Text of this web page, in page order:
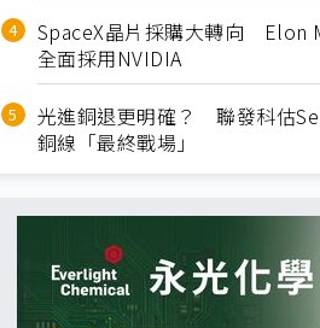
SpaceX晶片採購大轉向 Elon
全面採用NVIDIA
光進銅退更明確？ 聯發科估
銅線「最終戰場」